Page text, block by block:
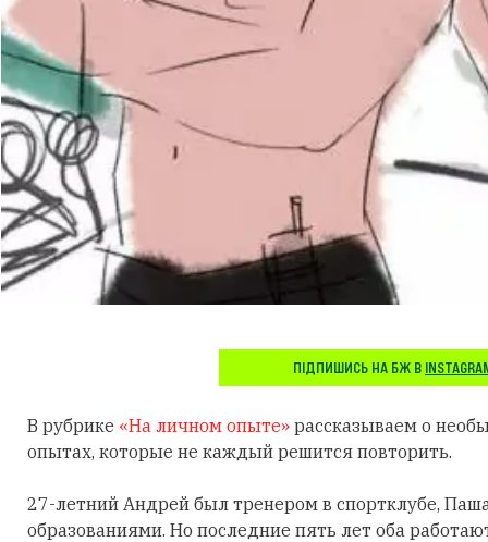
ПІДПИШИСЬ НА БЖ В
В рубрике «На личном опыте» рассказываем о
опытах, которые не каждый решится повторить.
27-летний Андрей был тренером в спортклубе,
образованиями. Но последние пять лет оба